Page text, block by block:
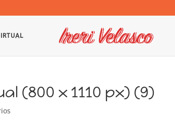
(800 x 1110 px) (9)